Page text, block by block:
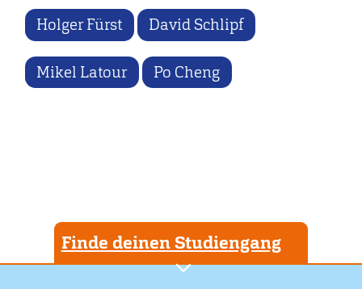
Holger Fürst David Schlipf
Mikel Latour Po Cheng
Finde deinen Studiengang